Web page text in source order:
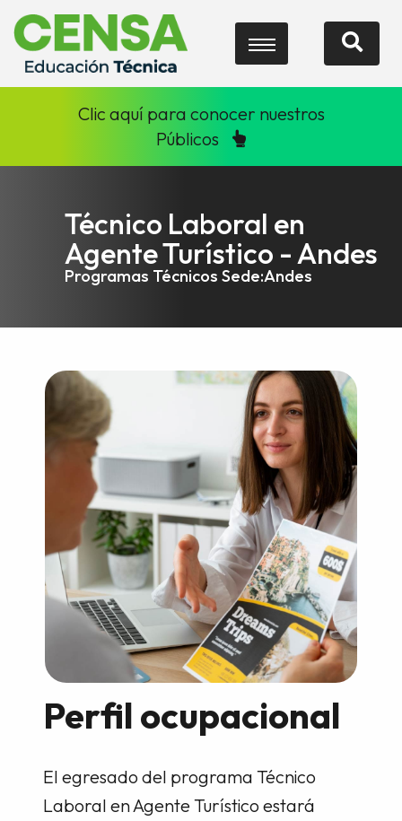
Clic aquí para conocer nuestros
Públicos
Técnico Laboral en
Agente Turístico - Andes
Programas Técnicos Sede:Andes
Perfil ocupacional
El egresado del programa Técnico
Laboral en Agente Turístico estará